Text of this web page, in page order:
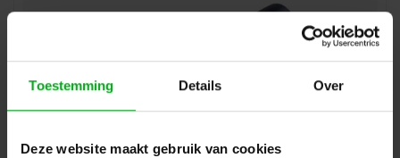
Toestemming Details Over
Deze website maakt gebruik van cookies